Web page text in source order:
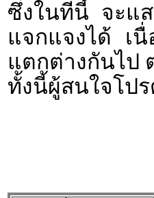
ซึ่งในทีนี้ จะแ
แจกแจงได้ เ
แตกต่างกันไป
ทั้งนี้ผู้สนใจโป